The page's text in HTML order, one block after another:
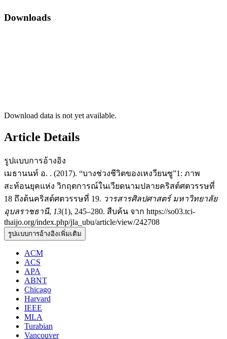
Downloads
Download data is not yet available.
Article Details
รูปแบบการอ้างอิง
เมธานนท์ อ. . (2017). “บางช่วงชีวิตของเหงวียนซู”1: ภาพ
สะท้อนยุคแห่ง วิกฤตการณ์ในเวียดนามปลายคริสต์ศตวรรษที่
18 ถึงต้นคริสต์ศตวรรษที่ 19. วารสารศิลปศาสตร์ มหาวิทยาลัย
อุบลราชธานี, 13(1), 245–280. สืบค้น จาก https://so03.tci-
thaijo.org/index.php/jla_ubu/article/view/242708
รูปแบบการอ้างอิงเพิ่มเติม
ACM
ACS
APA
ABNT
Chicago
Harvard
IEEE
MLA
Turabian
Vancouver